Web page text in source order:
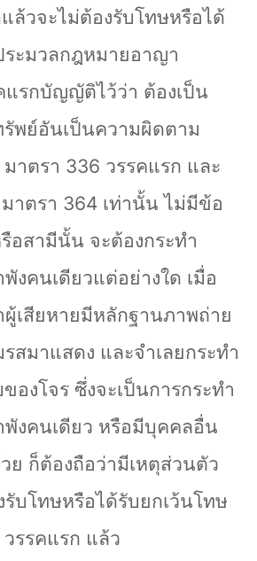
ล้วจะไม่ต้องรับโทษหรือได้
ระมวลกฎหมายอาญา
แรกบัญญัติไว้ว่า ต้องเป็น
รัพย์อันเป็นความผิดตาม
มาตรา 336 วรรคแรก และ
าตรา 364 เท่านั้น ไม่มีข้อ
อสามีนั้น จะต้องกระทำ
งคนเดียวแต่อย่างใด เมื่อ
ผู้เสียหายมีหลักฐานภาพถ่าย
สมาแสดง และจำเลยกระทำ
องโจร ซึ่งจะเป็นการกระทำ
งคนเดียว หรือมีบุคคลอื่น
ย ก็ต้องถือว่ามีเหตุส่วนตัว
รับโทษหรือได้รับยกเว้นโทษ
วรรคแรก แล้ว